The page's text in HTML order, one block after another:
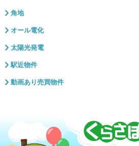
角地
オール電化
太陽光発電
駅近物件
動画あり売買物件